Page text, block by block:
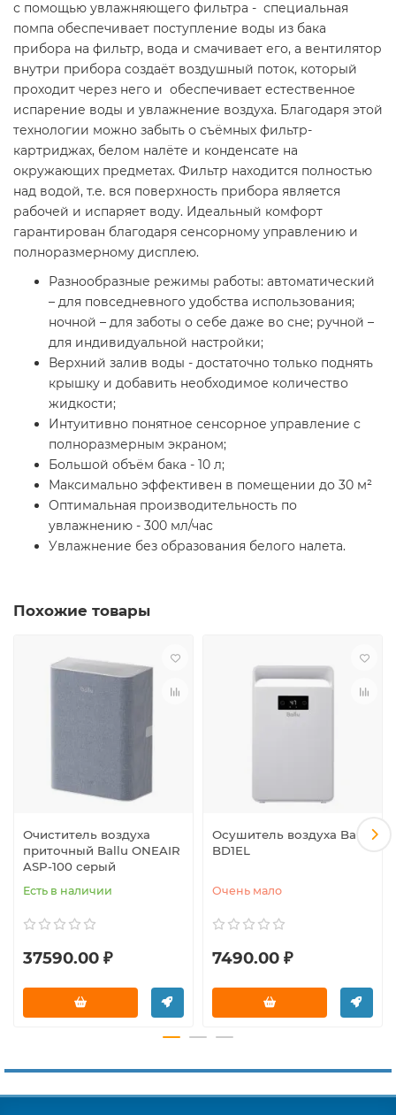
с помощью увлажняющего фильтра - специальная
помпа обеспечивает поступление воды из бака
прибора на фильтр, вода и смачивает его, а вентилятор
внутри прибора создаёт воздушный поток, который
проходит через него и обеспечивает естественное
испарение воды и увлажнение воздуха. Благодаря этой
технологии можно забыть о съёмных фильтр-
картриджах, белом налёте и конденсате на
окружающих предметах. Фильтр находится полностью
над водой, т.е. вся поверхность прибора является
рабочей и испаряет воду. Идеальный комфорт
гарантирован благодаря сенсорному управлению и
полноразмерному дисплею.
Разнообразные режимы работы: автоматический
– для повседневного удобства использования;
ночной – для заботы о себе даже во сне; ручной –
для индивидуальной настройки;
Верхний залив воды - достаточно только поднять
крышку и добавить необходимое количество
жидкости;
Интуитивно понятное сенсорное управление с
полноразмерным экраном;
Большой объём бака - 10 л;
Максимально эффективен в помещении до 30 м²
Оптимальная производительность по
увлажнению - 300 мл/час
Увлажнение без образования белого налета.
Похожие товары
Очиститель воздуха
приточный Ballu ONEAIR
ASP-100 серый
Есть в наличии
37590.00 ₽
Осушитель воздуха Ballu
BD1EL
Очень мало
7490.00 ₽